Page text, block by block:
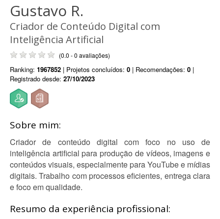
Gustavo R.
Criador de Conteúdo Digital com
Inteligência Artificial
(0.0 - 0 avaliações)
Ranking: 1967852 | Projetos concluídos: 0 | Recomendações: 0 |
Registrado desde: 27/10/2023
Sobre mim:
Criador de conteúdo digital com foco no uso de
inteligência artificial para produção de vídeos, imagens e
conteúdos visuais, especialmente para YouTube e mídias
digitais. Trabalho com processos eficientes, entrega clara
e foco em qualidade.
Resumo da experiência profissional: